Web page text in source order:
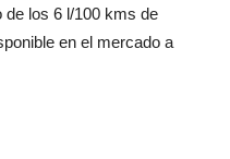
de los 6 l/100 kms de
en el mercado a